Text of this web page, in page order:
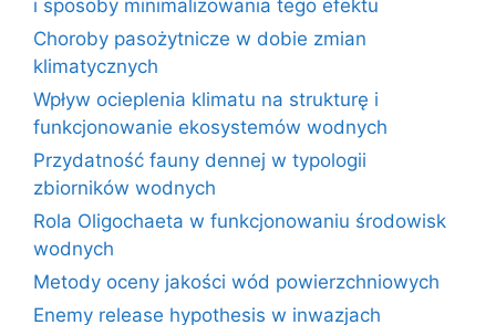
i sposoby minimalizowania tego efektu
Choroby pasożytnicze w dobie zmian
klimatycznych
Wpływ ocieplenia klimatu na strukturę i
funkcjonowanie ekosystemów wodnych
Przydatność fauny dennej w typologii
zbiorników wodnych
Rola Oligochaeta w funkcjonowaniu środowisk
wodnych
Metody oceny jakości wód powierzchniowych
Enemy release hypothesis w inwazjach